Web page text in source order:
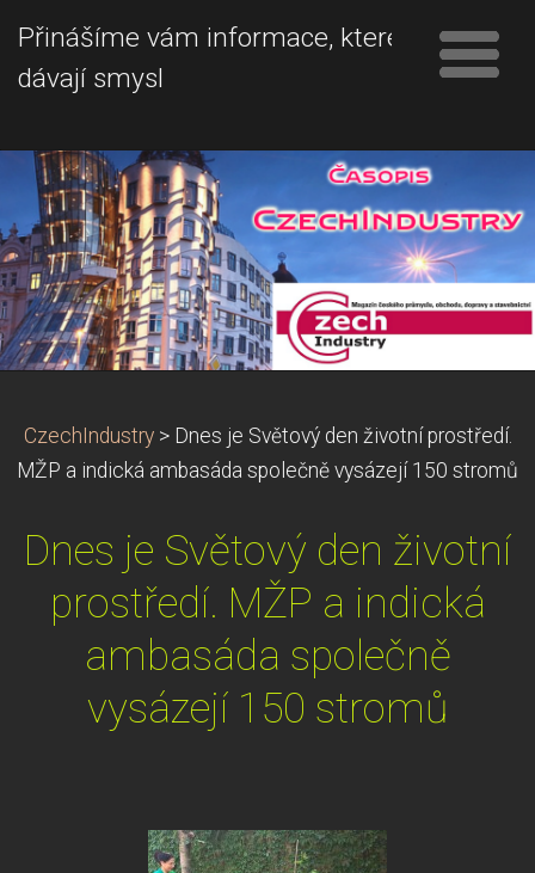
Přinášíme vám informace, které
dávají smysl
CzechIndustry > Dnes je Světový den životní prostředí.
MŽP a indická ambasáda společně vysázejí 150 stromů
Dnes je Světový den životní
prostředí. MŽP a indická
ambasáda společně
vysázejí 150 stromů